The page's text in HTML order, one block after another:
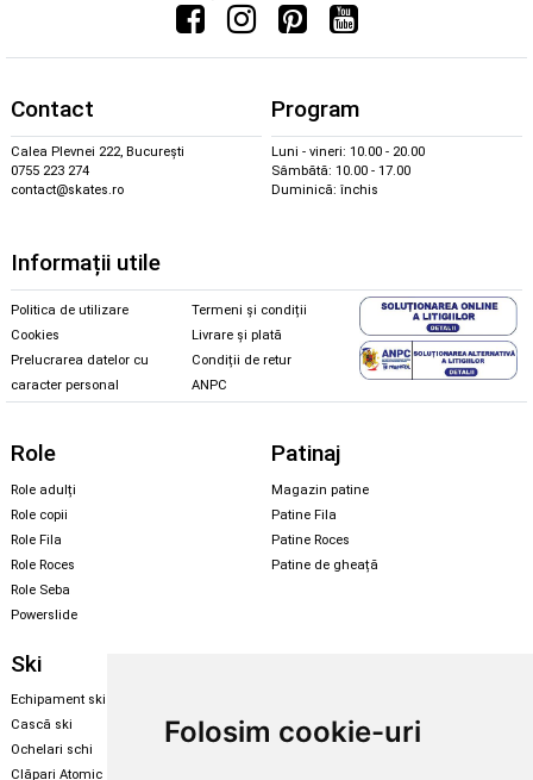
Folosim cookie-uri
Contact
Calea Plevnei 222, București
0755 223 274
contact@skates.ro
Program
Luni - vineri: 10.00 - 20.00
Sâmbătă: 10.00 - 17.00
Duminică: închis
Informații utile
Politica de utilizare
Cookies
Prelucrarea datelor cu
caracter personal
Termeni și condiții
Livrare și plată
Condiții de retur
ANPC
Role
Role adulți
Role copii
Role Fila
Role Roces
Role Seba
Powerslide
Patinaj
Magazin patine
Patine Fila
Patine Roces
Patine de gheață
Ski
Echipament ski
Cască ski
Ochelari schi
Clăpari Atomic
Echipament snowboard